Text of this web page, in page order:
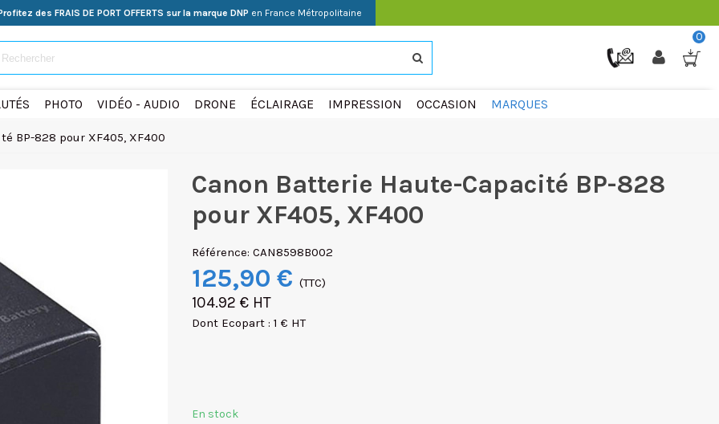
des FRAIS DE PORT OFFERTS sur la marque DNP en France Métropolitaine
0
PHOTO VIDÉO - AUDIO DRONE ÉCLAIRAGE IMPRESSION OCCASION MARQUES
BP-828 pour XF405, XF400
Canon Batterie Haute-Capacité BP-828
pour XF405, XF400
Référence: CAN8598B002
125,90 € (TTC)
104.92 € HT
Dont Ecopart : 1 € HT
En stock